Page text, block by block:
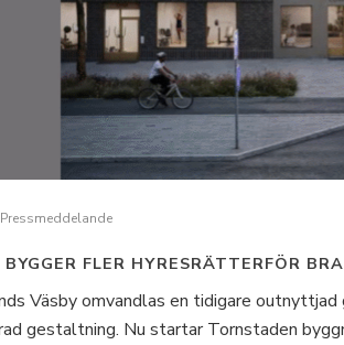
Pressmeddelande
FLER HYRESRÄTTERFÖR
Väsby omvandlas en tidigare
gestaltning. Nu startar Tornstaden